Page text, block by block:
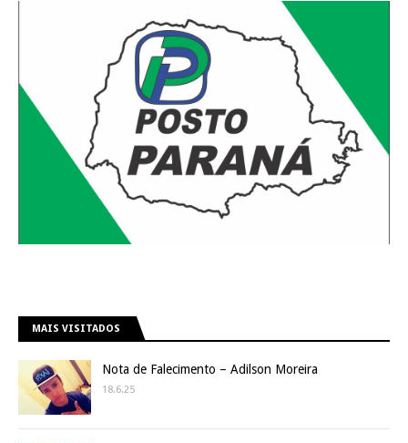
MAIS VISITADOS
Nota de Falecimento – Adilson Moreira
18.6.25